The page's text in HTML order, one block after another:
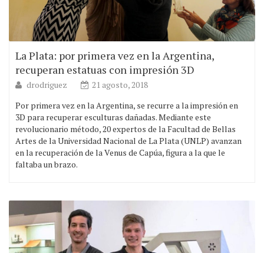
La Plata: por primera vez en la Argentina,
recuperan estatuas con impresión 3D
drodriguez
21 agosto, 2018
Por primera vez en la Argentina, se recurre a la impresión en
3D para recuperar esculturas dañadas. Mediante este
revolucionario método, 20 expertos de la Facultad de Bellas
Artes de la Universidad Nacional de La Plata (UNLP) avanzan
en la recuperación de la Venus de Capúa, figura a la que le
faltaba un brazo.